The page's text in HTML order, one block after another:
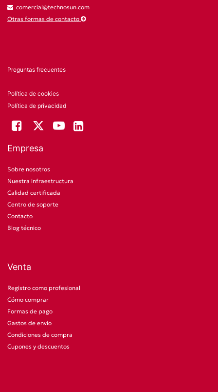
comercial@technosun.com
Otras formas de contacto
Preguntas frecuentes
Política de cookies
Política de privacidad
Empresa
Sobre nosotros
Nuestra infraestructura
Calidad certificada
Centro de soporte
Contacto
Blog técnico
Venta
Registro como profesional
Cómo comprar
Formas de pago
Gastos de envío
Condiciones de compra
Cupones y descuentos